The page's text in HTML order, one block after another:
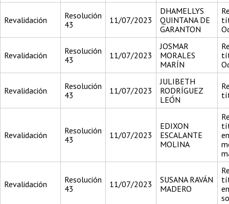
Revalidación
Resolución
43
11/07/2023
DHAMELLYS
QUINTANA DE
GARANTON
Revalidación
Resolución
43
11/07/2023
JOSMAR
MORALES
MARÍN
Revalidación
Resolución
43
11/07/2023
JULIBETH
RODRÍGUEZ
LEÓN
Revalidación
Resolución
43
11/07/2023
EDIXON
ESCALANTE
MOLINA
Revalidación
Resolución
43
11/07/2023
SUSANA RAVÁN
MADERO